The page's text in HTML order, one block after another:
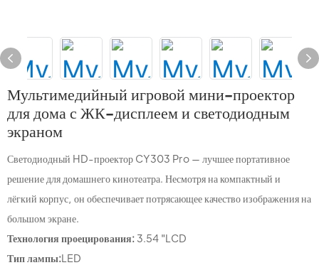
Мультимедийный игровой мини-проектор
для дома с ЖК-дисплеем и светодиодным
экраном
Светодиодный HD-проектор CY303 Pro — лучшее портативное
решение для домашнего кинотеатра. Несмотря на компактный и
лёгкий корпус, он обеспечивает потрясающее качество изображения на
большом экране.
Технология проецирования: 3.54 "LCD
Тип лампы:LED